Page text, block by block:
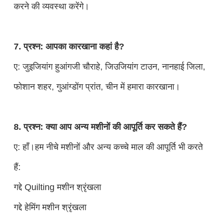
करने की व्यवस्था करेंगे।
7. प्रश्न: आपका कारखाना कहां है?
ए: जुइजियांग हुआंगजी चौराहे, जिउजियांग टाउन, नानहाई जिला,
फोशान शहर, गुआंग्डोंग प्रांत, चीन में हमारा कारखाना।
8. प्रश्न: क्या आप अन्य मशीनों की आपूर्ति कर सकते हैं?
ए: हाँ।हम नीचे मशीनों और अन्य कच्चे माल की आपूर्ति भी करते
हैं:
गद्दे Quilting मशीन श्रृंखला
गद्दे हेमिंग मशीन श्रृंखला